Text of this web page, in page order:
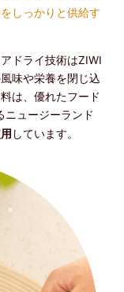
しっかりと供給す
ドライ技術はZIWI
味や栄養を閉じ込
は、優れたフード
ニュージーランド
しています。